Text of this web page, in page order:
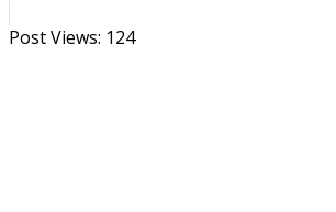
Post Views: 124